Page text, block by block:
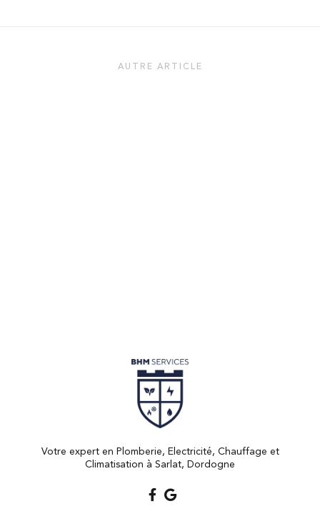
AUTRE ARTICLE
Votre expert en Plomberie, Electricité, Chauffage et
Climatisation à Sarlat, Dordogne